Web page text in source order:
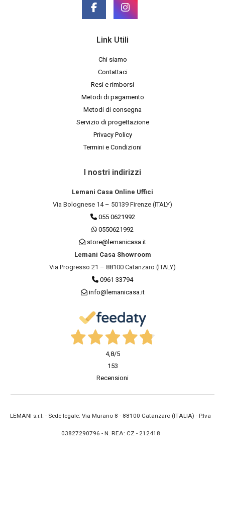
Link Utili
Chi siamo
Contattaci
Resi e rimborsi
Metodi di pagamento
Metodi di consegna
Servizio di progettazione
Privacy Policy
Termini e Condizioni
I nostri indirizzi
Lemani Casa Online Uffici
Via Bolognese 14 – 50139 Firenze (ITALY)
055 0621992
0550621992
store@lemanicasa.it
Lemani Casa Showroom
Via Progresso 21 – 88100 Catanzaro (ITALY)
0961 33794
info@lemanicasa.it
4,8/5
153
Recensioni
LEMANI s.r.l. - Sede legale: Via Murano 8 - 88100 Catanzaro (ITALIA) - P.Iva
03827290796 - N. REA: CZ - 212418